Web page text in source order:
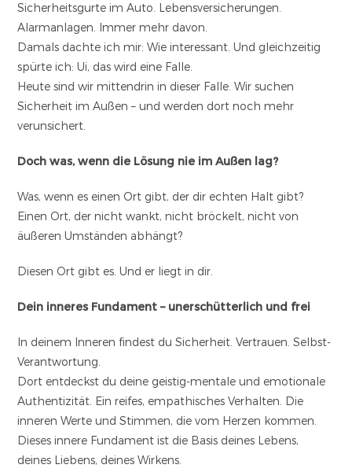
Sicherheitsgurte im Auto. Lebensversicherungen.
Alarmanlagen. Immer mehr davon.
Damals dachte ich mir: Wie interessant. Und gleichzeitig
spürte ich: Ui, das wird eine Falle.
Heute sind wir mittendrin in dieser Falle. Wir suchen
Sicherheit im Außen – und werden dort noch mehr
verunsichert.
Doch was, wenn die Lösung nie im Außen lag?
Was, wenn es einen Ort gibt, der dir echten Halt gibt?
Einen Ort, der nicht wankt, nicht bröckelt, nicht von
äußeren Umständen abhängt?
Diesen Ort gibt es. Und er liegt in dir.
Dein inneres Fundament – unerschütterlich und frei
In deinem Inneren findest du Sicherheit. Vertrauen. Selbst-
Verantwortung.
Dort entdeckst du deine geistig-mentale und emotionale
Authentizität. Ein reifes, empathisches Verhalten. Die
inneren Werte und Stimmen, die vom Herzen kommen.
Dieses innere Fundament ist die Basis deines Lebens,
deines Liebens, deines Wirkens.